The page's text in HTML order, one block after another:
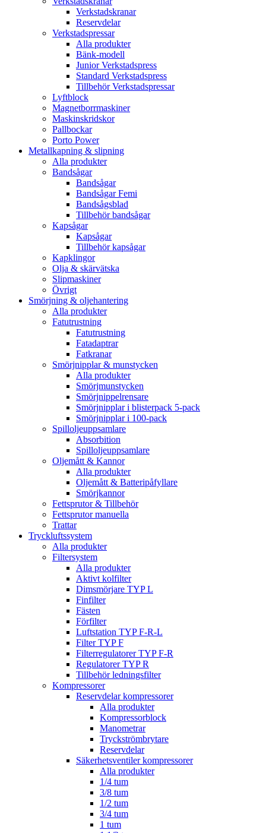
Verkstadskranar
Reservdelar
Verkstadspressar
Alla produkter
Bänk-modell
Junior Verkstadspress
Standard Verkstadspress
Tillbehör Verkstadspressar
Lyftblock
Magnetborrmaskiner
Maskinskridskor
Pallbockar
Porto Power
Metallkapning & slipning
Alla produkter
Bandsågar
Bandsågar
Bandsågar Femi
Bandsågsblad
Tillbehör bandsågar
Kapsågar
Kapsågar
Tillbehör kapsågar
Kapklingor
Olja & skärvätska
Slipmaskiner
Övrigt
Smörjning & oljehantering
Alla produkter
Fatutrustning
Fatutrustning
Fatadaptrar
Fatkranar
Smörjnipplar & munstycken
Alla produkter
Smörjmunstycken
Smörjnippelrensare
Smörjnipplar i blisterpack 5-pack
Smörjnipplar i 100-pack
Spilloljeuppsamlare
Absorbition
Spilloljeuppsamlare
Oljemått & Kannor
Alla produkter
Oljemått & Batteripåfyllare
Smörjkannor
Fettsprutor & Tillbehör
Fettsprutor manuella
Trattar
Tryckluftssystem
Alla produkter
Filtersystem
Alla produkter
Aktivt kolfilter
Dimsmörjare TYP L
Finfilter
Fästen
Förfilter
Luftstation TYP F-R-L
Filter TYP F
Filterregulatorer TYP F-R
Regulatorer TYP R
Tillbehör ledningsfilter
Kompressorer
Reservdelar kompressorer
Alla produkter
Kompressorblock
Manometrar
Tryckströmbrytare
Reservdelar
Säkerhetsventiler kompressorer
Alla produkter
1/4 tum
3/8 tum
1/2 tum
3/4 tum
1 tum